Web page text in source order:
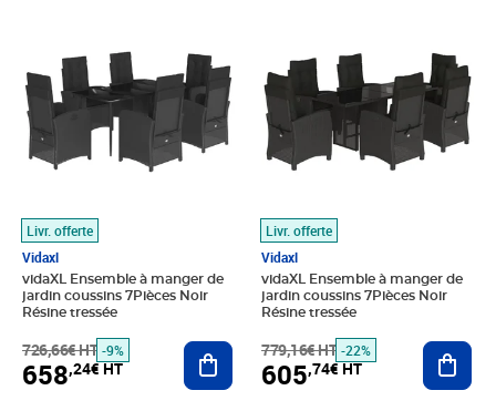
Livr. offerte
Vidaxl
vidaXL Ensemble à manger de
jardin coussins 7Pièces Noir
Résine tressée
726,66€ HT -9%
658,24€ HT
Ajouter au panier
Livr. offerte
Vidaxl
vidaXL Ensemble à manger de
jardin coussins 7Pièces Noir
Résine tressée
779,16€ HT -22%
605,74€ HT